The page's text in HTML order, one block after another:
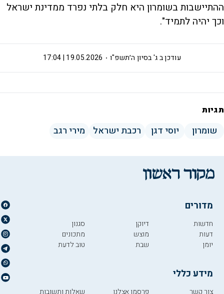
ההתיישבות בשומרון היא חלק בלתי נפרד ממדינת ישראל
וכך יהיה לתמיד".
ג' בסיון ה׳תשפ"ו 19.05.2026 | 17:04 עודכן ב
תגיות
שומרון יוסי דגן רכבת ישראל מירי רגב
מדורים
חדשות
דעות
יומן
דיוקן
מוצש
שבת
סגנון
מתכונים
טוב לדעת
מידע כללי
צור קשר פרסמו אצלנו שאלות ותשובות